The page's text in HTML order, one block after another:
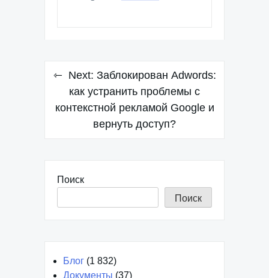
Навигация
записям
Next: Заблокирован Adwords:
как устранить проблемы с
контекстной рекламой Google и
вернуть доступ?
Поиск
Поиск
Блог (1 832)
Документы (37)